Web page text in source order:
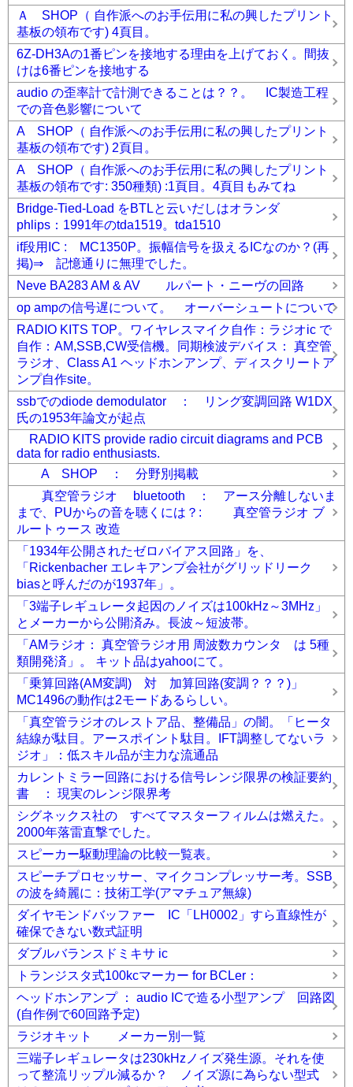
Ａ SHOP（ 自作派へのお手伝用に私の興したプリント
基板の領布です) 4頁目。
6Z-DH3Aの1番ピンを接地する理由を上げておく。間抜
けは6番ピンを接地する
audio の歪率計で計測できることは？？。 IC製造工程
での音色影響について
A SHOP（ 自作派へのお手伝用に私の興したプリント
基板の領布です) 2頁目。
A SHOP（ 自作派へのお手伝用に私の興したプリント
基板の領布です: 350種類) :1頁目。4頁目もみてね
Bridge-Tied-Load をBTLと云いだしはオランダ
phlips：1991年のtda1519。tda1510
if段用IC : MC1350P。振幅信号を扱えるICなのか？(再
掲)⇒ 記憶通りに無理でした。
Neve BA283 AM & AV ルパート・ニーヴの回路
op ampの信号遅について。 オーバーシュートについて
RADIO KITS TOP。ワイヤレスマイク自作：ラジオic で
自作：AM,SSB,CW受信機。同期検波デバイス： 真空管
ラジオ、Class A1 ヘッドホンアンプ、ディスクリートア
ンプ自作site。
ssbでのdiode demodulator ： リング変調回路 W1DX
氏の1953年論文が起点
RADIO KITS provide radio circuit diagrams and PCB
data for radio enthusiasts.
A SHOP ： 分野別掲載
真空管ラジオ bluetooth ： アース分離しないま
まで、PUからの音を聴くには？: 真空管ラジオ ブ
ルートゥース 改造
「1934年公開されたゼロバイアス回路」を、
「Rickenbacher エレキアンプ会社がグリッドリーク
biasと呼んだのが1937年」。
「3端子レギュレータ起因のノイズは100kHz～3MHz」
とメーカーから公開済み。長波～短波帯。
「AMラジオ： 真空管ラジオ用 周波数カウンタ は 5種
類開発済」。 キット品はyahooにて。
「乗算回路(AM変調) 対 加算回路(変調？？？)」
MC1496の動作は2モードあるらしい。
「真空管ラジオのレストア品、整備品」の闇。「ヒータ
結線が駄目。アースポイント駄目。IFT調整してないラ
ジオ」：低スキル品が主力な流通品
カレントミラー回路における信号レンジ限界の検証要約
書 ： 現実のレンジ限界考
シグネックス社の すべてマスターフィルムは燃えた。
2000年落雷直撃でした。
スピーカー駆動理論の比較一覧表。
スピーチプロセッサー、マイクコンプレッサー考。SSB
の波を綺麗に：技術工学(アマチュア無線)
ダイヤモンドバッファー IC「LH0002」すら直線性が
確保できない数式証明
ダブルバランスドミキサ ic
トランジスタ式100kcマーカー for BCLer：
ヘッドホンアンプ ： audio ICで造る小型アンプ 回路図
(自作例で60回路予定)
ラジオキット メーカー別一覧
三端子レギュレータは230kHzノイズ発生源。それを使
って整流リップル減るか？ ノイズ源に為らない型式